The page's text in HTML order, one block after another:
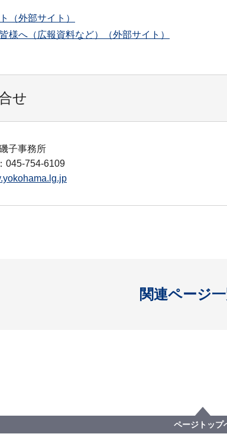
（外部サイト）
様へ（広報資料など）（外部サイト）
せ
子事務所
045-754-6109
関連ページ
開
ページトップ